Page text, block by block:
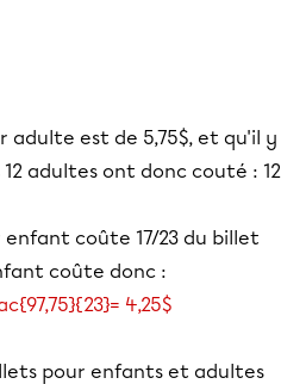
adulte est de 5,75$, et qu'il y
adultes ont donc couté : 12
coûte 17/23 du billet
coûte donc :
4,25$
pour enfants et adultes